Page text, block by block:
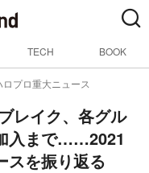
TECH BOOK
プロ重大ニュース
レイク、各グル
入まで……2021
スを振り返る